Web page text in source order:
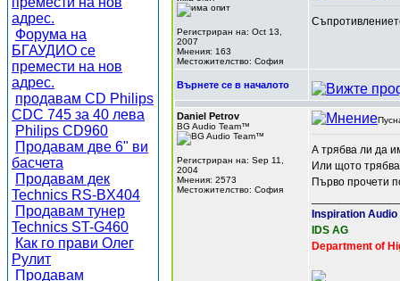
адрес.
Форума на
БГАУДИО се
премести на нов
адрес.
продавам CD Philips
CDC 745 за 40 лева
Philips CD960
Продавам две 6" ви
басчета
Продавам дек
Technics RS-BX404
Продавам тунер
Technics ST-G460
Как го прави Олег
Рулит
Продавам
Регистриран на: Oct 13,
2007
Мнения: 163
Местожителство: София
Върнете се в началото
Daniel Petrov
BG Audio Team™
Регистриран на: Sep 11,
2004
Мнения: 2573
Местожителство: София
А трябва ли да
Или щото
Първо прочети
Inspiration Audio
IDS AG
Department of